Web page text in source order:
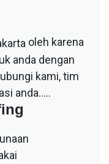
oleh karena
anda dengan
kami, tim
anda…..